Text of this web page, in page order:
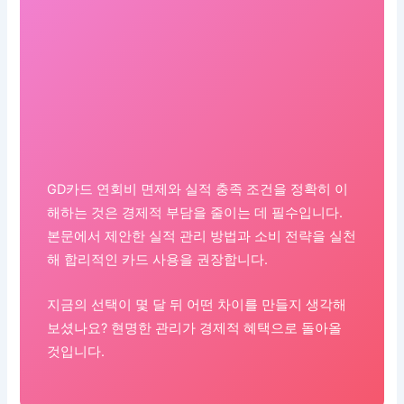
GD카드 연회비 면제와 실적 충족 조건을 정확히 이
해하는 것은 경제적 부담을 줄이는 데 필수입니다.
본문에서 제안한 실적 관리 방법과 소비 전략을 실천
해 합리적인 카드 사용을 권장합니다.
지금의 선택이 몇 달 뒤 어떤 차이를 만들지 생각해
보셨나요? 현명한 관리가 경제적 혜택으로 돌아올
것입니다.